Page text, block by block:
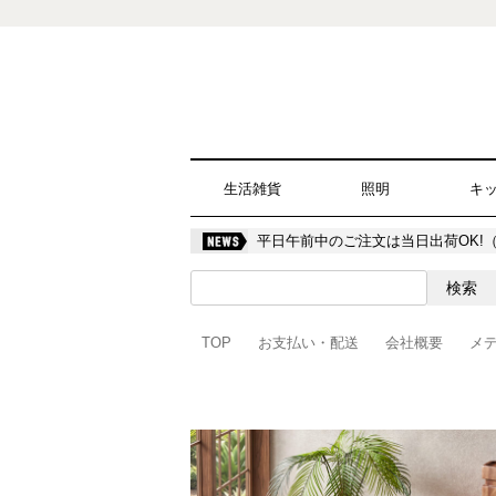
生活雑貨 照明 キ
平日午前中のご注文は当日出荷OK!
TOP お支払い・配送 会社概要 メ